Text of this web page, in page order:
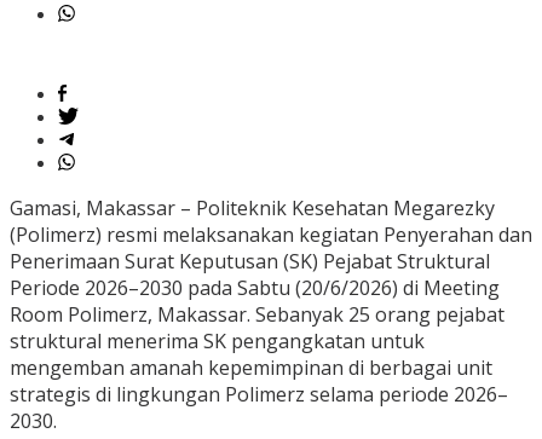
Gamasi, Makassar – Politeknik Kesehatan Megarezky
(Polimerz) resmi melaksanakan kegiatan Penyerahan dan
Penerimaan Surat Keputusan (SK) Pejabat Struktural
Periode 2026–2030 pada Sabtu (20/6/2026) di Meeting
Room Polimerz, Makassar. Sebanyak 25 orang pejabat
struktural menerima SK pengangkatan untuk
mengemban amanah kepemimpinan di berbagai unit
strategis di lingkungan Polimerz selama periode 2026–
2030.